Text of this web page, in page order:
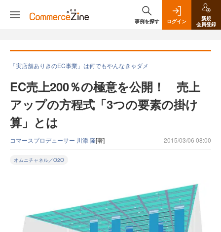
事例を探す ログイン
新規
会員登録
「実店舗ありきのEC事業」は何でもやんなきゃダメ
EC売上200％の極意を公開！ 売上
アップの方程式「3つの要素の掛け
算」とは
コマースプロデューサー 川添 隆[著] 2015/03/06 08:00
オムニチャネル／O2O